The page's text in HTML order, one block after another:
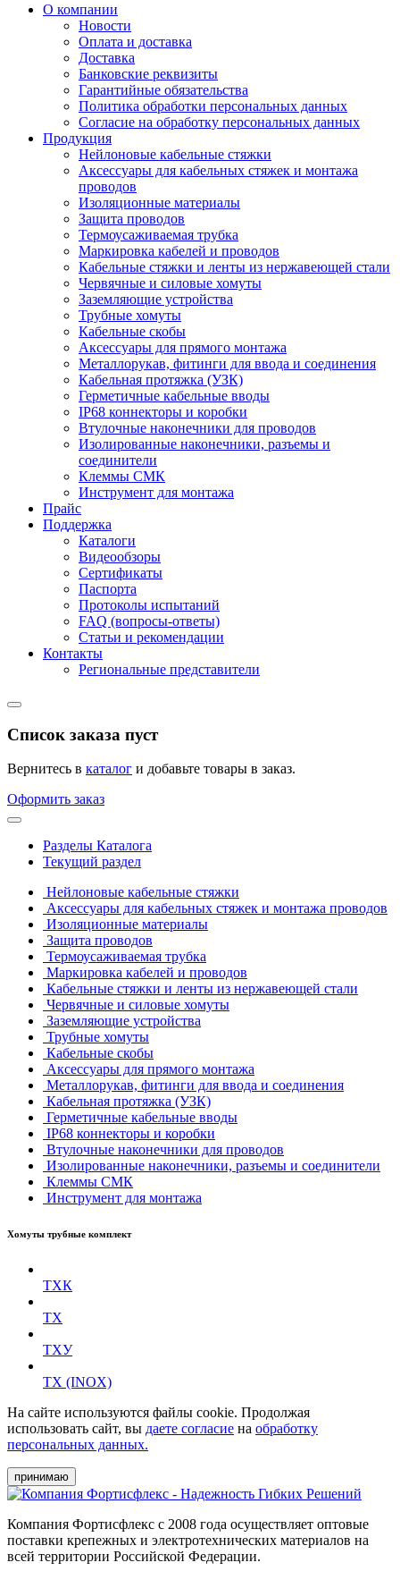
О компании
Новости
Оплата и доставка
Доставка
Банковские реквизиты
Гарантийные обязательства
Политика обработки персональных данных
Согласие на обработку персональных данных
Продукция
Нейлоновые кабельные стяжки
Аксессуары для кабельных стяжек и монтажа
проводов
Изоляционные материалы
Защита проводов
Термоусаживаемая трубка
Маркировка кабелей и проводов
Кабельные стяжки и ленты из нержавеющей стали
Червячные и силовые хомуты
Заземляющие устройства
Трубные хомуты
Кабельные скобы
Аксессуары для прямого монтажа
Металлорукав, фитинги для ввода и соединения
Кабельная протяжка (УЗК)
Герметичные кабельные вводы
IP68 коннекторы и коробки
Втулочные наконечники для проводов
Изолированные наконечники, разъемы и
соединители
Клеммы СМК
Инструмент для монтажа
Прайс
Поддержка
Каталоги
Видеообзоры
Сертификаты
Паспорта
Протоколы испытаний
FAQ (вопросы-ответы)
Статьи и рекомендации
Контакты
Региональные представители
Список заказа пуст
Вернитесь в каталог и добавьте товары в заказ.
Оформить заказ
Разделы Каталога
Текущий раздел
Нейлоновые кабельные стяжки
Аксессуары для кабельных стяжек и монтажа проводов
Изоляционные материалы
Защита проводов
Термоусаживаемая трубка
Маркировка кабелей и проводов
Кабельные стяжки и ленты из нержавеющей стали
Червячные и силовые хомуты
Заземляющие устройства
Трубные хомуты
Кабельные скобы
Аксессуары для прямого монтажа
Металлорукав, фитинги для ввода и соединения
Кабельная протяжка (УЗК)
Герметичные кабельные вводы
IP68 коннекторы и коробки
Втулочные наконечники для проводов
Изолированные наконечники, разъемы и соединители
Клеммы СМК
Инструмент для монтажа
Хомуты трубные комплект
ТХК
ТХ
ТХУ
ТХ (INOX)
На сайте используются файлы cookie. Продолжая
использовать сайт, вы даете согласие на обработку
персональных данных.
принимаю
Компания Фортисфлекс с 2008 года осуществляет оптовые
поставки крепежных и электротехнических материалов на
всей территории Российской Федерации.